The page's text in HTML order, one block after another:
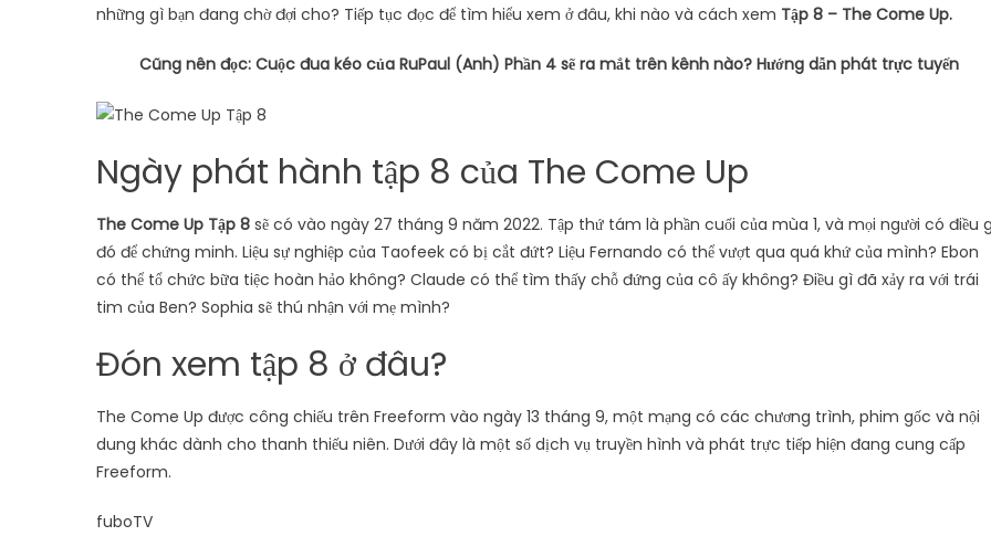
những gì bạn đang chờ đợi cho? Tiếp tục đọc để tìm hiểu xem ở đâu, khi nào và cách xem Tập 8 – The Come Up.
Cũng nên đọc: Cuộc đua kéo của RuPaul (Anh) Phần 4 sẽ ra mắt trên kênh nào? Hướng dẫn phát trực tuyến
Ngày phát hành tập 8 của The Come Up
The Come Up Tập 8 sẽ có vào ngày 27 tháng 9 năm 2022. Tập thứ tám là phần cuối của mùa 1, và mọi người có điều
đó để chứng minh. Liệu sự nghiệp của Taofeek có bị cắt đứt? Liệu Fernando có thể vượt qua quá khứ của mình? Ebon
có thể tổ chức bữa tiệc hoàn hảo không? Claude có thể tìm thấy chỗ đứng của cô ấy không? Điều gì đã xảy ra với trái
tim của Ben? Sophia sẽ thú nhận với mẹ mình?
Đón xem tập 8 ở đâu?
The Come Up được công chiếu trên Freeform vào ngày 13 tháng 9, một mạng có các chương trình, phim gốc và nội
dung khác dành cho thanh thiếu niên. Dưới đây là một số dịch vụ truyền hình và phát trực tiếp hiện đang cung cấp
Freeform.
fuboTV